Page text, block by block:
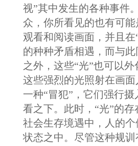
视”其中发生的各种事件
众，你所看见的也有可
观看和阅读画面，并且
的种种矛盾相遇，而与
之外，这些“光”也可以
这些强烈的光照射在画
一种“冒犯”，它们强行
看之下。此时，“光”的
社会生存境遇中，人的
状态之中。尽管这种规